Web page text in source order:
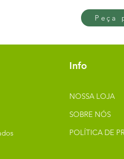
Peça
Info
NOSSA LOJA
SOBRE NÓS
POLÍTICA DE